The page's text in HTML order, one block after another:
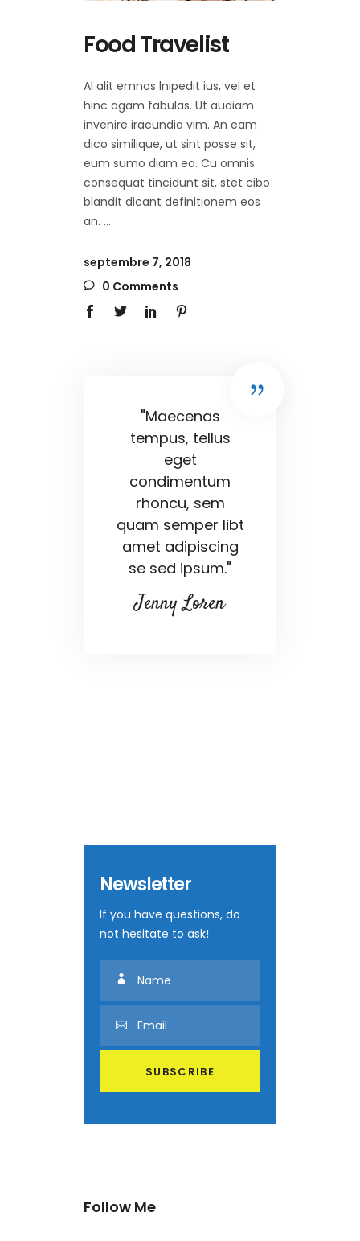
Food Travelist
Al alit emnos lnipedit ius, vel et
hinc agam fabulas. Ut audiam
invenire iracundia vim. An eam
dico similique, ut sint posse sit,
eum sumo diam ea. Cu omnis
consequat tincidunt sit, stet cibo
blandit dicant definitionem eos
an.
septembre 7, 2018
0 Comments
"Maecenas
tempus, tellus
eget
condimentum
rhoncu, sem
quam semper libt
amet adipiscing
se sed ipsum."
Jenny Loren
Newsletter
If you have questions, do
not hesitate to ask!
Follow Me